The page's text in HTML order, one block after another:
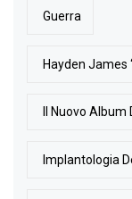
Guerra
Hayden James
Il Nuovo Album
Implantologia